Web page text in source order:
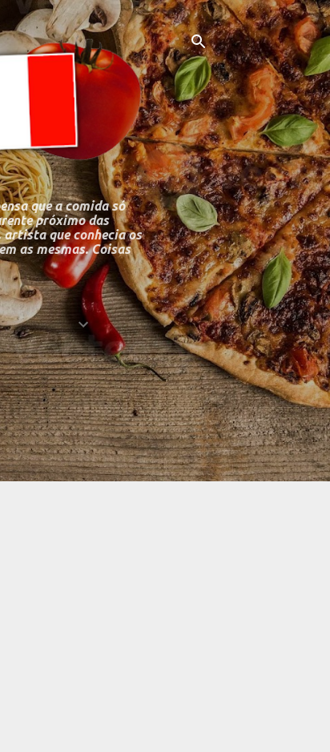
que a comida só
próximo das
que conhecia os
as mesmas. Coisas